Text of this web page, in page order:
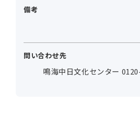
備考
問い合わせ先
鳴海中日文化センター